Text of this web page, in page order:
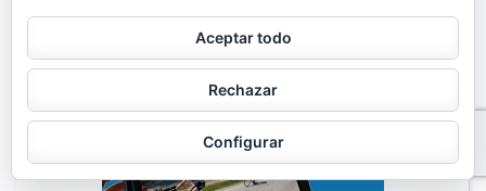
Aceptar todo
Rechazar
Configurar